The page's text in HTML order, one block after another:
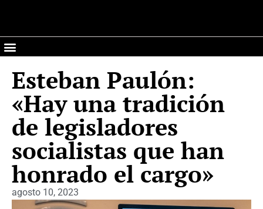
Esteban Paulón:
«Hay una tradición
de legisladores
socialistas que han
honrado el cargo»
agosto 10, 2023